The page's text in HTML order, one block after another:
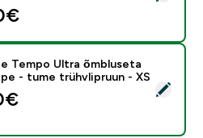
naiste Tempo Ultra õmbluseta
Tempo Ultra õmbluseta
- tume trühvlipruun - XS